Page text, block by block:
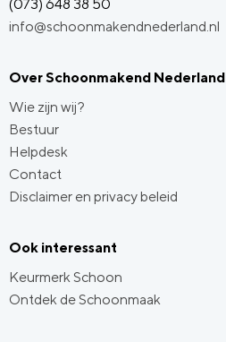
(073) 648 38 50
info@schoonmakendnederland.nl
Over Schoonmakend Nederland
Wie zijn wij?
Bestuur
Helpdesk
Contact
Disclaimer en privacy beleid
Ook interessant
Keurmerk Schoon
Ontdek de Schoonmaak